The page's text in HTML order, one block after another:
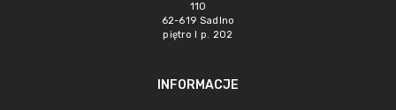
110
62-619 Sadlno
piętro I p. 202
INFORMACJE